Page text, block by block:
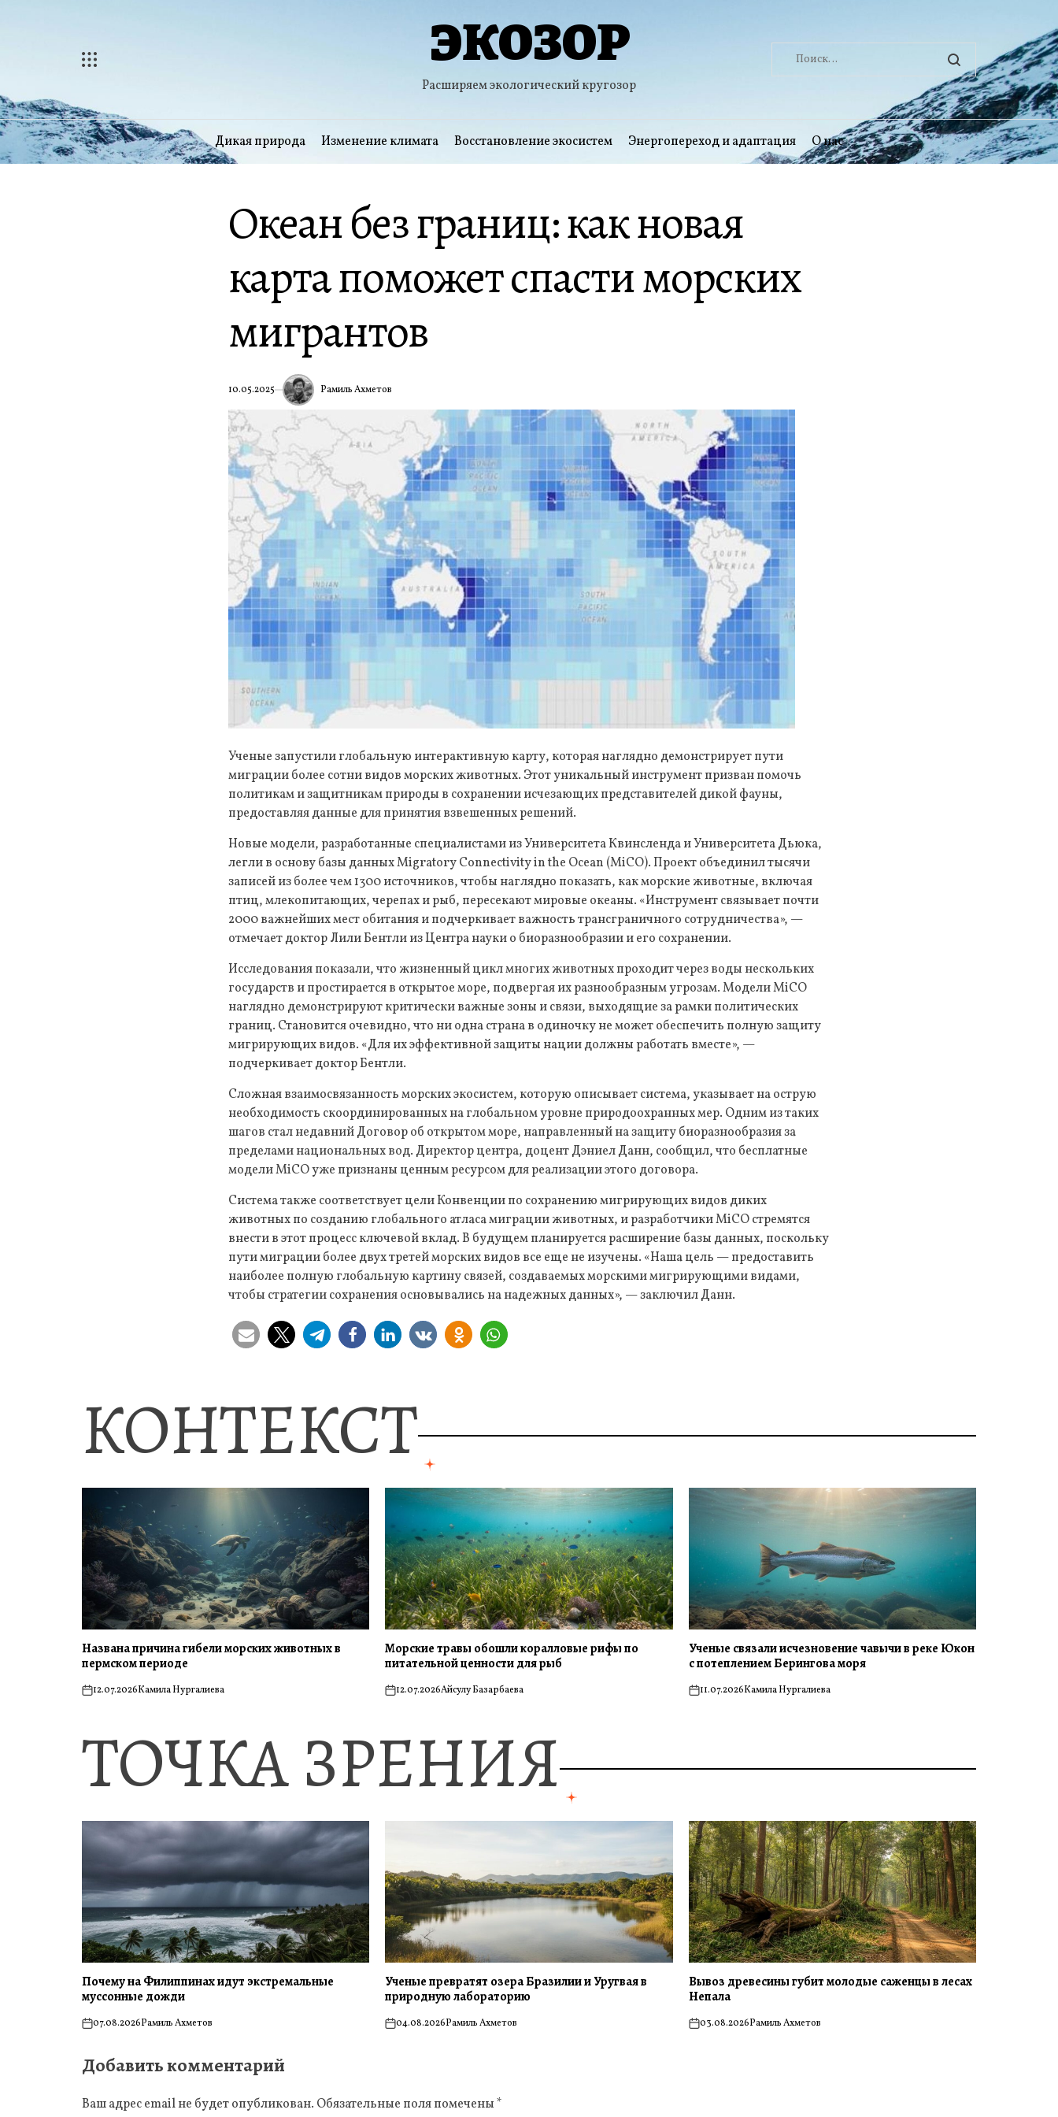
ЭКОЗОР
Расширяем экологический кругозор
Найти:
Дикая природа Изменение климата Восстановление экосистем Энергопереход и адаптация О нас
Океан без границ: как новая
карта поможет спасти морских
мигрантов
10.05.2025 Рамиль Ахметов
Ученые запустили глобальную интерактивную карту, которая наглядно демонстрирует пути
миграции более сотни видов морских животных. Этот уникальный инструмент призван помочь
политикам и защитникам природы в сохранении исчезающих представителей дикой фауны,
предоставляя данные для принятия взвешенных решений.
Новые модели, разработанные специалистами из Университета Квинсленда и Университета Дьюка,
легли в основу базы данных Migratory Connectivity in the Ocean (MiCO). Проект объединил тысячи
записей из более чем 1300 источников, чтобы наглядно показать, как морские животные, включая
птиц, млекопитающих, черепах и рыб, пересекают мировые океаны. «Инструмент связывает почти
2000 важнейших мест обитания и подчеркивает важность трансграничного сотрудничества», —
отмечает доктор Лили Бентли из Центра науки о биоразнообразии и его сохранении.
Исследования показали, что жизненный цикл многих животных проходит через воды нескольких
государств и простирается в открытое море, подвергая их разнообразным угрозам. Модели MiCO
наглядно демонстрируют критически важные зоны и связи, выходящие за рамки политических
границ. Становится очевидно, что ни одна страна в одиночку не может обеспечить полную защиту
мигрирующих видов. «Для их эффективной защиты нации должны работать вместе», —
подчеркивает доктор Бентли.
Сложная взаимосвязанность морских экосистем, которую описывает система, указывает на острую
необходимость скоординированных на глобальном уровне природоохранных мер. Одним из таких
шагов стал недавний Договор об открытом море, направленный на защиту биоразнообразия за
пределами национальных вод. Директор центра, доцент Дэниел Данн, сообщил, что бесплатные
модели MiCO уже признаны ценным ресурсом для реализации этого договора.
Система также соответствует цели Конвенции по сохранению мигрирующих видов диких
животных по созданию глобального атласа миграции животных, и разработчики MiCO стремятся
внести в этот процесс ключевой вклад. В будущем планируется расширение базы данных, поскольку
пути миграции более двух третей морских видов все еще не изучены. «Наша цель — предоставить
наиболее полную глобальную картину связей, создаваемых морскими мигрирующими видами,
чтобы стратегии сохранения основывались на надежных данных», — заключил Данн.
КОНТЕКСТ
Названа причина гибели морских животных в
пермском периоде
on12.07.2026Камила Нургалиева
Морские травы обошли коралловые рифы по
питательной ценности для рыб
on12.07.2026Айсулу Базарбаева
Ученые связали исчезновение чавычи в реке Юкон
с потеплением Берингова моря
on11.07.2026Камила Нургалиева
ТОЧКА ЗРЕНИЯ
Почему на Филиппинах идут экстремальные
муссонные дожди
on07.08.2026Рамиль Ахметов
Ученые превратят озера Бразилии и Уругвая в
природную лабораторию
on04.08.2026Рамиль Ахметов
Вывоз древесины губит молодые саженцы в лесах
Непала
on03.08.2026Рамиль Ахметов
Добавить комментарий
Ваш адрес email не будет опубликован. Обязательные поля помечены*